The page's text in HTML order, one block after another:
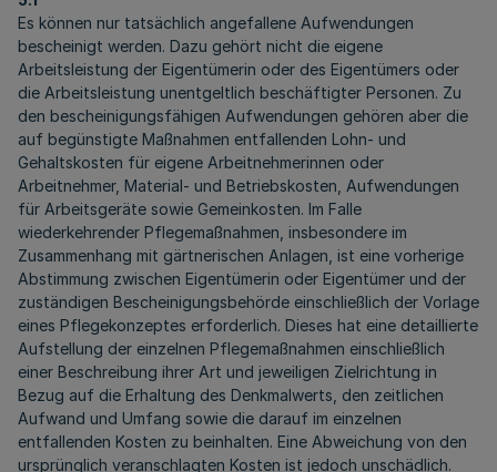
Es können nur tatsächlich angefallene Aufwendungen
bescheinigt werden. Dazu gehört nicht die eigene
Arbeitsleistung der Eigentümerin oder des Eigentümers oder
die Arbeitsleistung unentgeltlich beschäftigter Personen. Zu
den bescheinigungsfähigen Aufwendungen gehören aber die
auf begünstigte Maßnahmen entfallenden Lohn- und
Gehaltskosten für eigene Arbeitnehmerinnen oder
Arbeitnehmer, Material- und Betriebskosten, Aufwendungen
für Arbeitsgeräte sowie Gemeinkosten. Im Falle
wiederkehrender Pflegemaßnahmen, insbesondere im
Zusammenhang mit gärtnerischen Anlagen, ist eine vorherige
Abstimmung zwischen Eigentümerin oder Eigentümer und der
zuständigen Bescheinigungsbehörde einschließlich der Vorlage
eines Pflegekonzeptes erforderlich. Dieses hat eine detaillierte
Aufstellung der einzelnen Pflegemaßnahmen einschließlich
einer Beschreibung ihrer Art und jeweiligen Zielrichtung in
Bezug auf die Erhaltung des Denkmalwerts, den zeitlichen
Aufwand und Umfang sowie die darauf im einzelnen
entfallenden Kosten zu beinhalten. Eine Abweichung von den
ursprünglich veranschlagten Kosten ist jedoch unschädlich.